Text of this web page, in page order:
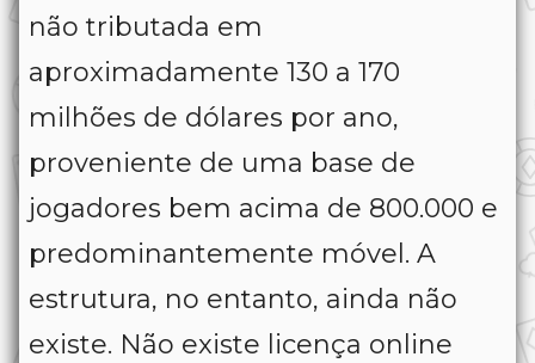
não tributada em
aproximadamente 130 a 170
milhões de dólares por ano,
proveniente de uma base de
jogadores bem acima de 800.000 e
predominantemente móvel. A
estrutura, no entanto, ainda não
existe. Não existe licença online